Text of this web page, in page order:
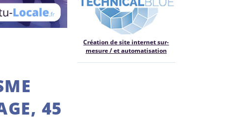
45
Création de site internet sur-
mesure / et automatisation